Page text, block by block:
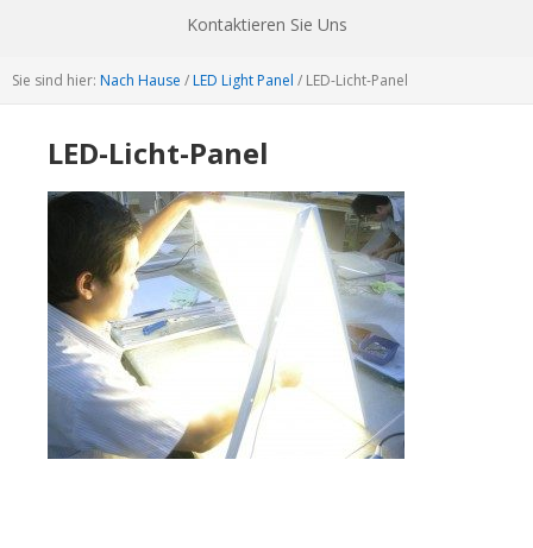
Kontaktieren Sie Uns
Sie sind hier: Nach Hause / LED Light Panel / LED-Licht-Panel
LED-Licht-Panel